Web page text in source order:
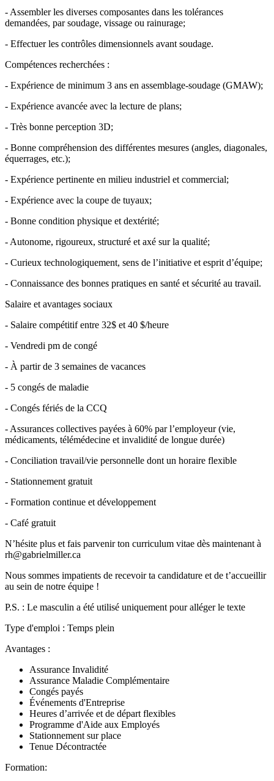
- Assembler les diverses composantes dans les tolérances
demandées, par soudage, vissage ou rainurage;
- Effectuer les contrôles dimensionnels avant soudage.
Compétences recherchées :
- Expérience de minimum 3 ans en assemblage-soudage (GMAW);
- Expérience avancée avec la lecture de plans;
- Très bonne perception 3D;
- Bonne compréhension des différentes mesures (angles, diagonales,
équerrages, etc.);
- Expérience pertinente en milieu industriel et commercial;
- Expérience avec la coupe de tuyaux;
- Bonne condition physique et dextérité;
- Autonome, rigoureux, structuré et axé sur la qualité;
- Curieux technologiquement, sens de l’initiative et esprit d’équipe;
- Connaissance des bonnes pratiques en santé et sécurité au travail.
Salaire et avantages sociaux
- Salaire compétitif entre 32$ et 40 $/heure
- Vendredi pm de congé
- À partir de 3 semaines de vacances
- 5 congés de maladie
- Congés fériés de la CCQ
- Assurances collectives payées à 60% par l’employeur (vie,
médicaments, télémédecine et invalidité de longue durée)
- Conciliation travail/vie personnelle dont un horaire flexible
- Stationnement gratuit
- Formation continue et développement
- Café gratuit
N’hésite plus et fais parvenir ton curriculum vitae dès maintenant à
rh@gabrielmiller.ca
Nous sommes impatients de recevoir ta candidature et de t’accueillir
au sein de notre équipe !
P.S. : Le masculin a été utilisé uniquement pour alléger le texte
Type d'emploi : Temps plein
Avantages :
Assurance Invalidité
Assurance Maladie Complémentaire
Congés payés
Événements d'Entreprise
Heures d’arrivée et de départ flexibles
Programme d'Aide aux Employés
Stationnement sur place
Tenue Décontractée
Formation: